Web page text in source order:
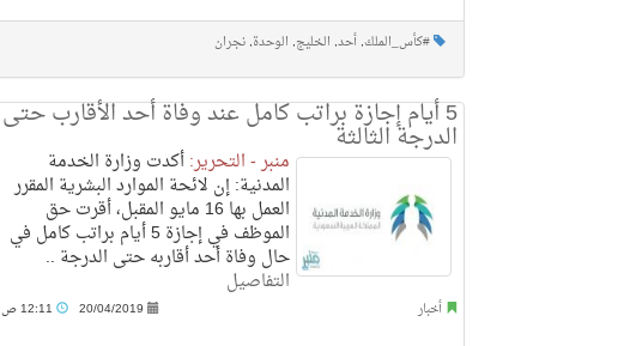
#كأس_الملك,أحد, الخليج, الوحدة,نجران
5 أيام إجازة براتب كامل عند وفاة أحد الأقارب حتى
الدرجة الثالثة
منبر - التحرير:أكدت وزارة الخدمة
المدنية: إن لائحة الموارد البشرية المقرر
العمل بها 16 مايو المقبل، أقرت حق
الموظف في إجازة 5 أيام براتب كامل في
حال وفاة أحد أقاربه حتى الدرجة ..
التفاصيل
أخبار 20/04/2019